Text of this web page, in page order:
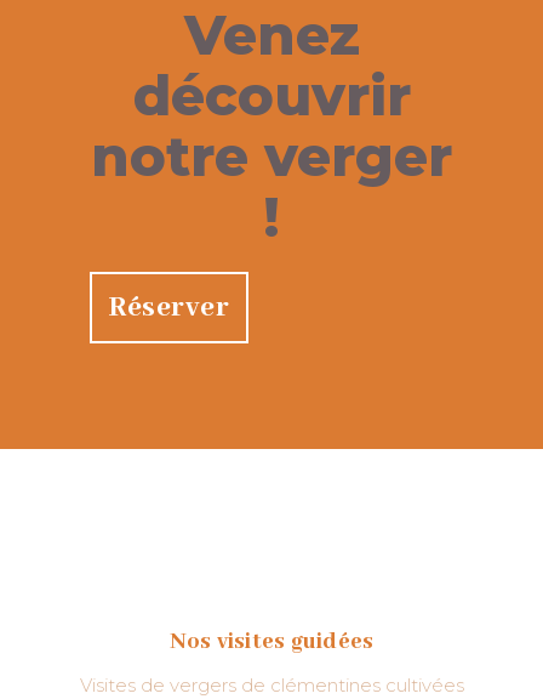
Venez
découvrir
notre verger
!
Réserver
Nos visites guidées
Visites de vergers de clémentines cultivées